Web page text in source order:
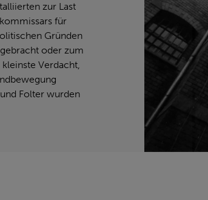
zur Last
für
Gründen
oder zum
Verdacht,
Folter wurden